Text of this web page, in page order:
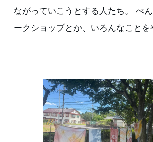
ながっていこうとする人たち。 べ
ークショップとか、いろんなことを